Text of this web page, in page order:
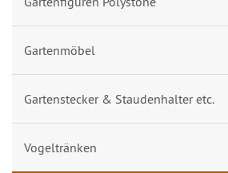
Gartenmöbel
Gartenstecker & Staudenhalter etc.
Vogeltränken